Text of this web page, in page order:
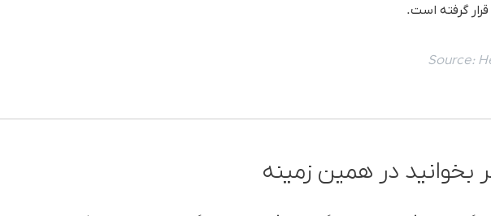
گرفته است.
Source:
بخوانید در همین زمینه